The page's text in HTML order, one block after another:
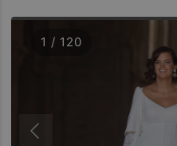
1 / 120